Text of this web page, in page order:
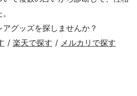
グッズを探しませんか？
/ 楽天で探す / メルカリで探す